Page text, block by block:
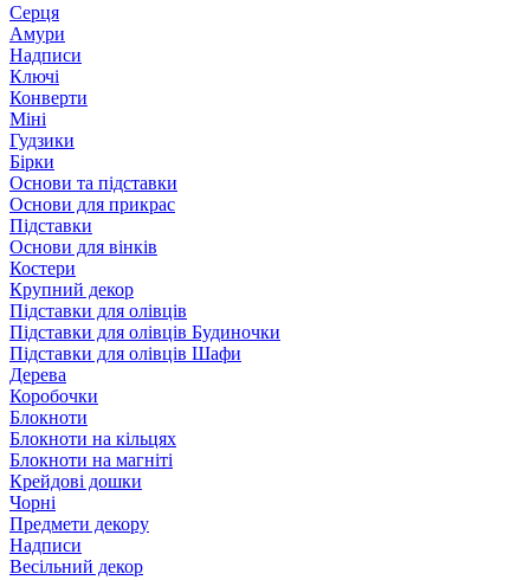
Серця
Амури
Надписи
Ключі
Конверти
Міні
Гудзики
Бірки
Основи та підставки
Основи для прикрас
Підставки
Основи для вінків
Костери
Крупний декор
Підставки для олівців
Підставки для олівців Будиночки
Підставки для олівців Шафи
Дерева
Коробочки
Блокноти
Блокноти на кільцях
Блокноти на магніті
Крейдові дошки
Чорні
Предмети декору
Надписи
Весільний декор